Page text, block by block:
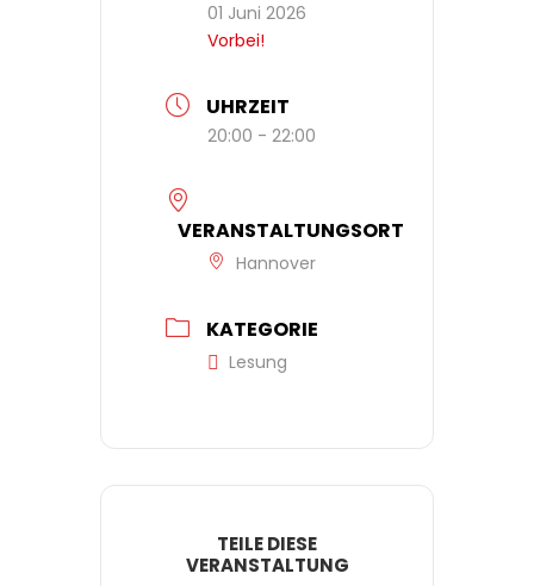
01 Juni 2026
Vorbei!
UHRZEIT
20:00 - 22:00
VERANSTALTUNGSORT
Hannover
KATEGORIE
Lesung
TEILE DIESE
VERANSTALTUNG